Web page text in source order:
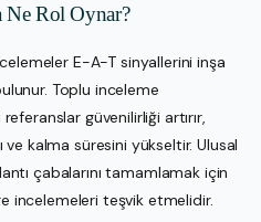
Ne Rol Oynar?
E-A-T sinyallerini inşa
Toplu inceleme
güvenilirliği artırır,
ve kalma süresini yükseltir. Ulusal
çabalarını tamamlamak için
incelemeleri teşvik etmelidir.